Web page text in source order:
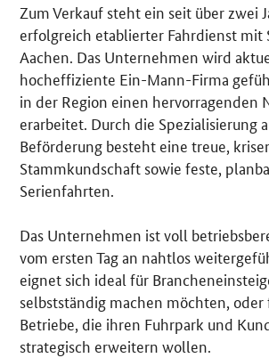
Details
Zum Verkauf steht ein seit über zwei
erfolgreich etablierter Fahrdienst mit
Aachen. Das Unternehmen wird
hocheffiziente Ein-Mann-Firma
in der Region einen hervorragenden
erarbeitet. Durch die Spezialisierung
Beförderung besteht eine treue,
Stammkundschaft sowie feste,
Serienfahrten.
Das Unternehmen ist voll
vom ersten Tag an nahtlos
eignet sich ideal für
selbstständig machen möchten,
Betriebe, die ihren Fuhrpark und
strategisch erweitern wollen.